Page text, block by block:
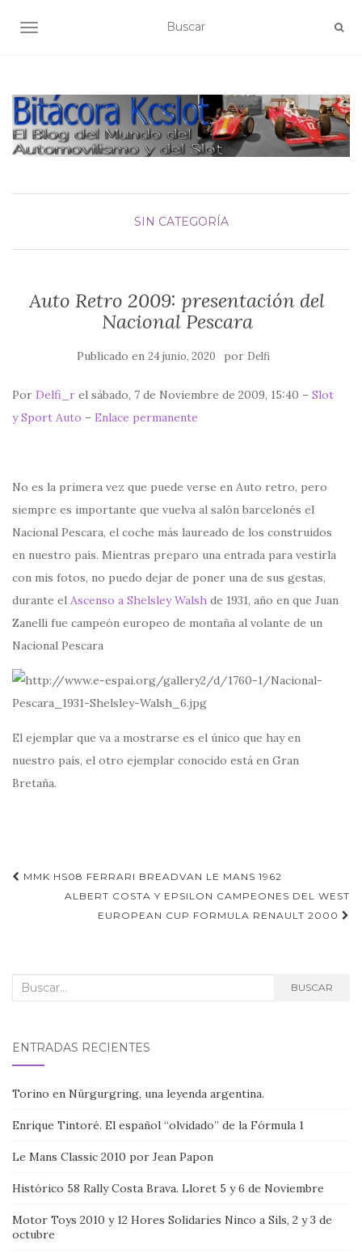
ALTERNAR NAVEGACIÓN
SIN CATEGORÍA
Auto Retro 2009: presentación del
Nacional Pescara
Publicado en 24 junio, 2020 por Delfi
Por Delfi_r el sábado, 7 de Noviembre de 2009, 15:40 – Slot
y Sport Auto – Enlace permanente
No es la primera vez que puede verse en Auto retro, pero
siempre es importante que vuelva al salón barcelonés el
Nacional Pescara, el coche más laureado de los construidos
en nuestro país. Mientras preparo una entrada para vestirla
con mis fotos, no puedo dejar de poner una de sus gestas,
durante el Ascenso a Shelsley Walsh de 1931, año en que Juan
Zanelli fue campeón europeo de montaña al volante de un
Nacional Pescara
El ejemplar que va a mostrarse es el único que hay en
nuestro país, el otro ejemplar conocido está en Gran
Bretaña.
Navegación
entradas
MMK HS08 FERRARI BREADVAN LE MANS 1962
ALBERT COSTA Y EPSILON CAMPEONES DEL WEST
EUROPEAN CUP FORMULA RENAULT 2000
Buscar: BUSCAR
ENTRADAS RECIENTES
Torino en Nürgurgring, una leyenda argentina.
Enrique Tintoré. El español “olvidado” de la Fórmula 1
Le Mans Classic 2010 por Jean Papon
Histórico 58 Rally Costa Brava. Lloret 5 y 6 de Noviembre
Motor Toys 2010 y 12 Hores Solidaries Ninco a Sils, 2 y 3 de
octubre